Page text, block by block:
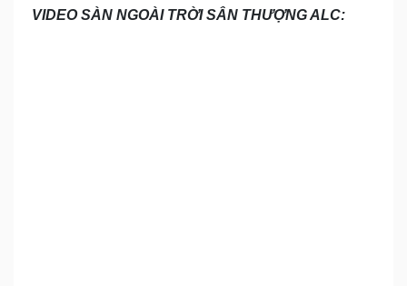
VIDEO SÀN NGOÀI TRỜI SÂN THƯỢNG ALC: